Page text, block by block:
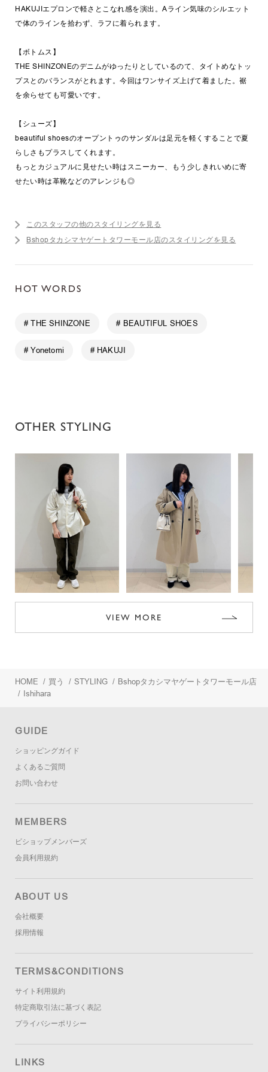
HAKUJIエプロンで軽さとこなれ感を演出。Aライン気味のシルエット
で体のラインを拾わず、ラフに着られます。
【ボトムス】
THE SHINZONEのデニムがゆったりとしているのて、タイトめなトッ
プスとのバランスがとれます。今回はワンサイズ上げて着ました。裾
を余らせても可愛いです。
【シューズ】
beautiful shoesのオープントゥのサンダルは足元を軽くすることで夏
らしさもプラスしてくれます。
もっとカジュアルに見せたい時はスニーカー、もう少しきれいめに寄
せたい時は革靴などのアレンジも◎
このスタッフの他のスタイリングを見る
Bshopタカシマヤゲートタワーモール店のスタイリングを見る
HOT WORDS
# THE SHINZONE # BEAUTIFUL SHOES
# Yonetomi # HAKUJI
OTHER STYLING
VIEW MORE
HOME / 買う / STYLING / Bshopタカシマヤゲートタワーモール店
/ Ishihara
GUIDE
ショッピングガイド
よくあるご質問
お問い合わせ
MEMBERS
ビショップメンバーズ
会員利用規約
ABOUT US
会社概要
採用情報
TERMS&CONDITIONS
サイト利用規約
特定商取引法に基づく表記
プライバシーポリシー
LINKS